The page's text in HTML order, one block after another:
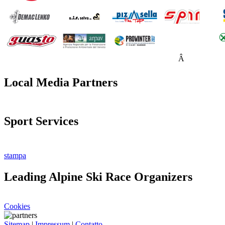
Â
Local Media Partners
Sport Services
stampa
Leading Alpine Ski Race Organizers
Cookies